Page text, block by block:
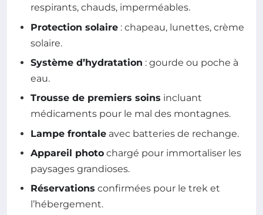
respirants, chauds, imperméables.
Protection solaire : chapeau, lunettes, crème
solaire.
Système d’hydratation : gourde ou poche à
eau.
Trousse de premiers soins incluant
médicaments pour le mal des montagnes.
Lampe frontale avec batteries de rechange.
Appareil photo chargé pour immortaliser les
paysages grandioses.
Réservations confirmées pour le trek et
l’hébergement.